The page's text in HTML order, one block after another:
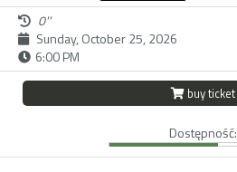
0''
Sunday, October 25, 2026
6:00 PM
buy ticket
Dostępność: